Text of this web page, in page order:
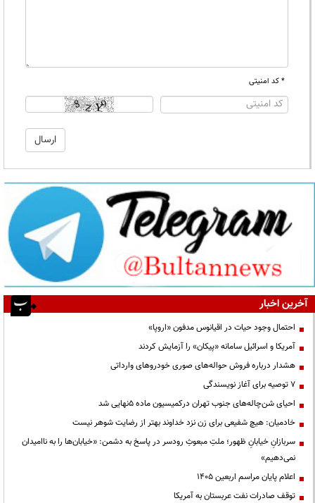
* کد امنیتی
آخرین اخبار
احتمال وجود حیات در اقیانوس مدفون «اروپا»
آمریکا و اسرائیل سامانه «پیکان» را آزمایش کردند
هشدار درباره فروش حواله‌های صوری خودروهای وارداتی
۷ توصیه برای آغاز نویسندگی
احیای شن‌چاله‌های جنوب تهران درکمیسیون ماده ۵نهایی شد
خادمیان: هیچ شفیعی برای زن نزد خداوند بهتر از رضایت شوهر نیست
سربازانِ خیابانِ ظهور؛ ملتِ مبعوثِ رودسر در پاسخ به دشمن: «خیابان‌ها را به ناامیدان
نمی‌دهیم»
اعلام پایان مراسم اربعین ۱۴۰۵
توقف صادرات نفت عربستان به آمریکا